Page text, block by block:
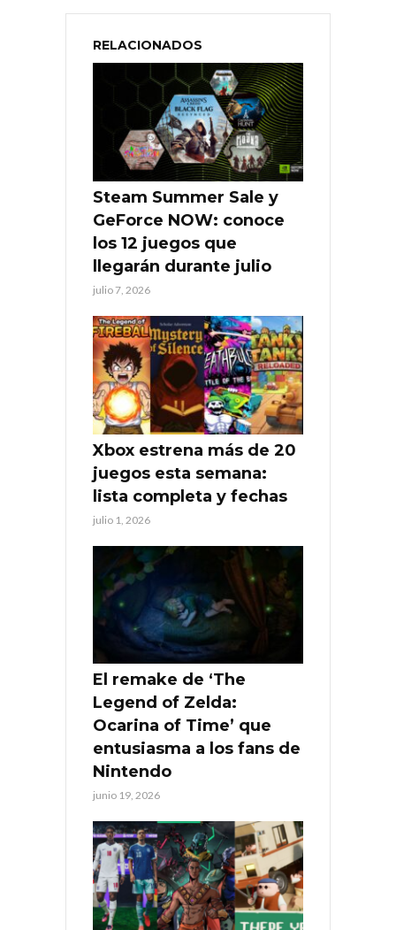
RELACIONADOS
Steam Summer Sale y
GeForce NOW: conoce
los 12 juegos que
llegarán durante julio
julio 7, 2026
Xbox estrena más de 20
juegos esta semana:
lista completa y fechas
julio 1, 2026
El remake de ‘The
Legend of Zelda:
Ocarina of Time’ que
entusiasma a los fans de
Nintendo
junio 19, 2026